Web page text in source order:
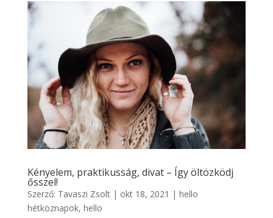
Kényelem, praktikusság, divat – Így öltözködj
ősszel!
Szerző: Tavaszi Zsolt| okt 18, 2021 | hello
hétköznapok, hello